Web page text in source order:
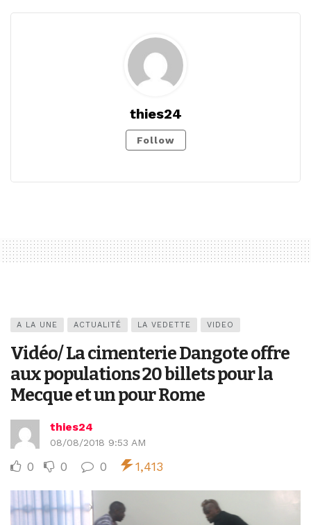
thies24
Follow
A LA UNE ACTUALITÉ LA VEDETTE VIDEO
Vidéo/ La cimenterie Dangote offre
aux populations 20 billets pour la
Mecque et un pour Rome
thies24
08/08/2018 9:53 AM
0 0 0 1,413